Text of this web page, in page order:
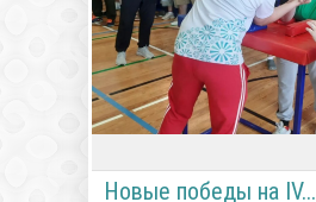
Новые победы на IV...